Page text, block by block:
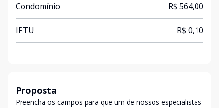
Condomínio R$ 564,00
IPTU R$ 0,10
Proposta
Preencha os campos para que um de nossos especialistas